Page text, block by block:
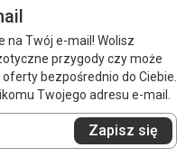
na Twój e-mail! Wolisz
przygody czy może
bezpośrednio do Ciebie.
Twojego adresu e-mail.
Zapisz się